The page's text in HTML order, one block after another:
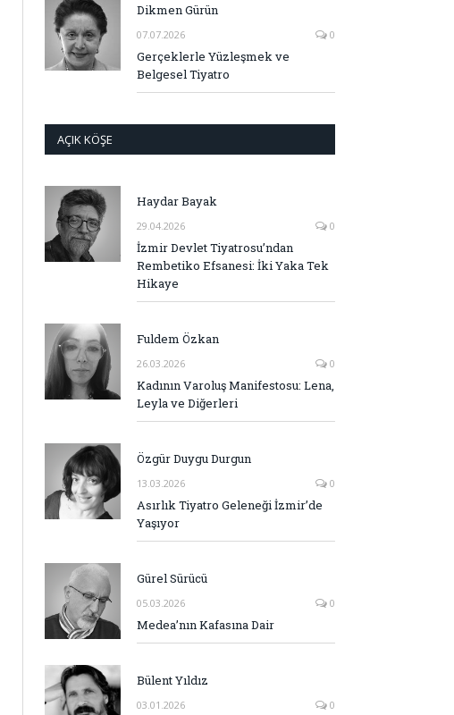
Dikmen Gürün
07.07.2026 0
Gerçeklerle Yüzleşmek ve
Belgesel Tiyatro
AÇIK KÖŞE
Haydar Bayak
29.04.2026 0
İzmir Devlet Tiyatrosu’ndan
Rembetiko Efsanesi: İki Yaka Tek
Hikaye
Fuldem Özkan
26.03.2026 0
Kadının Varoluş Manifestosu: Lena,
Leyla ve Diğerleri
Özgür Duygu Durgun
13.03.2026 0
Asırlık Tiyatro Geleneği İzmir’de
Yaşıyor
Gürel Sürücü
05.03.2026 0
Medea’nın Kafasına Dair
Bülent Yıldız
03.01.2026 0